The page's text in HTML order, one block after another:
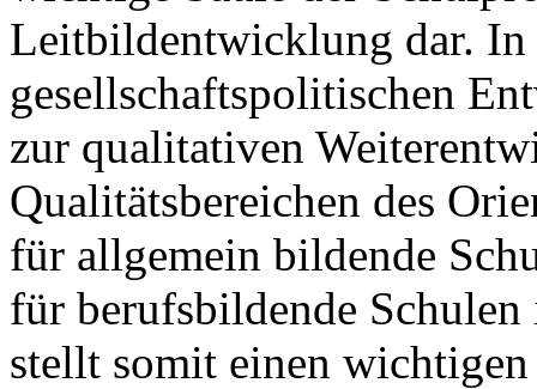
Leitbildentwicklung dar.
gesellschaftspolitischen
zur qualitativen
Qualitätsbereichen des
für allgemein bildende
für berufsbildende Schulen
stellt somit einen